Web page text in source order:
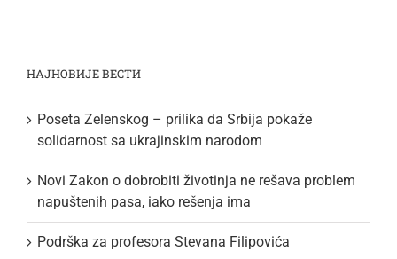
НАЈНОВИЈЕ ВЕСТИ
Poseta Zelenskog – prilika da Srbija pokaže
solidarnost sa ukrajinskim narodom
Novi Zakon o dobrobiti životinja ne rešava problem
napuštenih pasa, iako rešenja ima
Podrška za profesora Stevana Filipovića